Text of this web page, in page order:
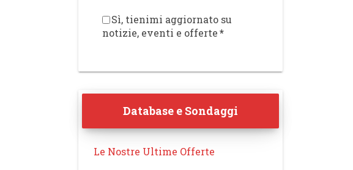
Sì, tienimi aggiornato su
notizie, eventi e offerte*
Database e Sondaggi
Le Nostre Ultime Offerte